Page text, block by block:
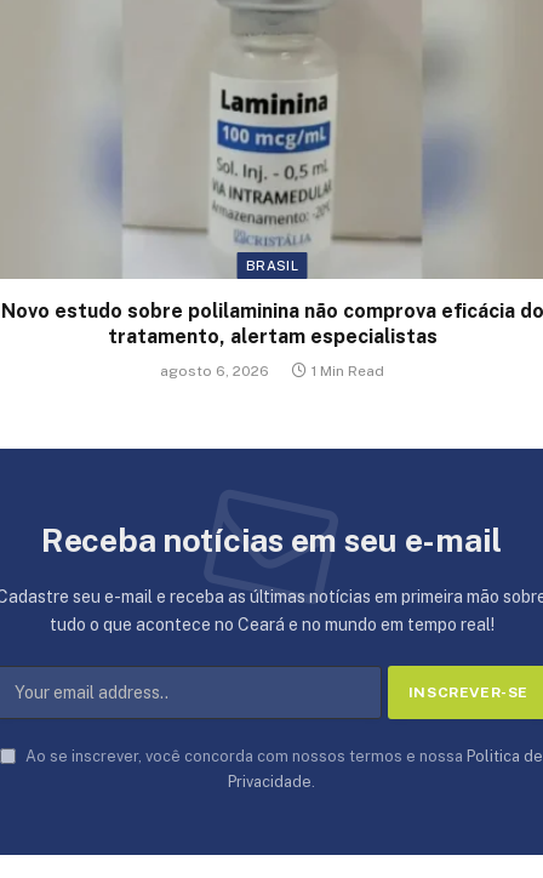
BRASIL
Novo estudo sobre polilaminina não comprova eficácia do
tratamento, alertam especialistas
agosto 6, 2026 1 Min Read
Receba notícias em seu e-mail
seu e-mail e receba as últimas notícias em primeira mão
tudo o que acontece no Ceará e no mundo em tempo real!
Ao se inscrever, você concorda com nossos termos e nossa Politica de
Privacidade